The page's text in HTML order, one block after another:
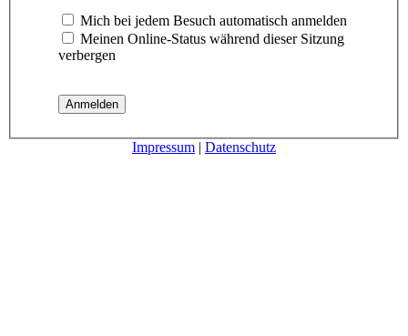
Mich bei jedem Besuch automatisch anmelden
Meinen Online-Status während dieser Sitzung
verbergen
Impressum | Datenschutz